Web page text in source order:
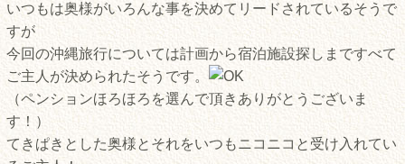
いつもは奥様がいろんな事を決めてリードされているそうで
すが
今回の沖縄旅行については計画から宿泊施設探しまですべて
ご主人が決められたそうです。
（ペンションほろほろを選んで頂きありがとうございま
す！）
てきぱきとした奥様とそれをいつもニコニコと受け入れてい